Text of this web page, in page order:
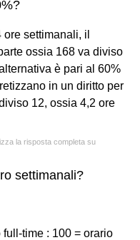
settimanali, il
ossia 168 va diviso
è pari al 60%
in un diritto per
12, ossia 4,2 ore
la risposta completa su
settimanali?
time : 100 = orario